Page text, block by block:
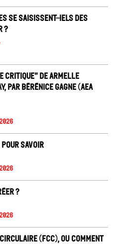
se saisissent-iels des
?
critique” de Armelle
par Bérénice Gagne (AEA
pour savoir
?
(FCC), ou comment